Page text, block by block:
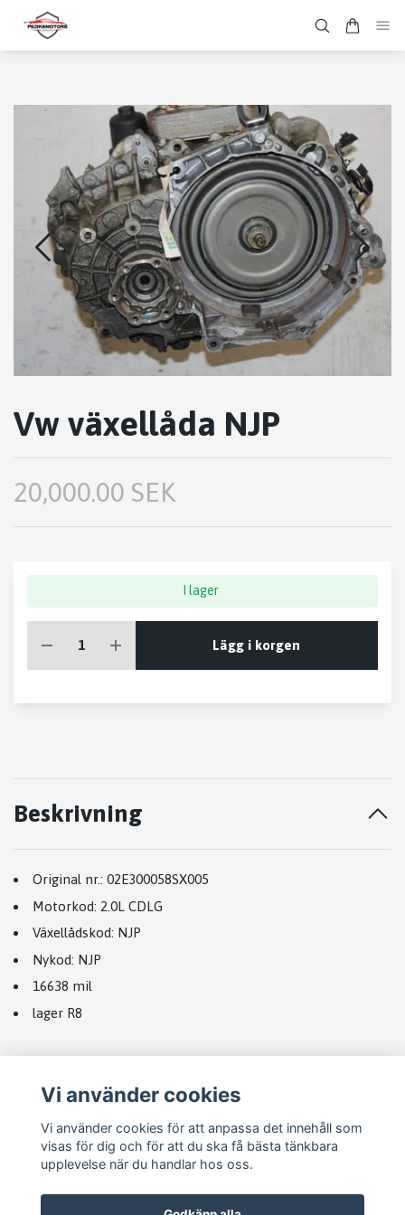
Vw växellåda NJP
20,000.00 SEK
I lager
Lägg i korgen
Beskrivning
Original nr.: 02E300058SX005
Motorkod: 2.0L CDLG
Växellådskod: NJP
Nykod: NJP
16638 mil
lager R8
Vi använder cookies
Vi använder cookies för att anpassa det innehåll som
visas för dig och för att du ska få bästa tänkbara
upplevelse när du handlar hos oss.